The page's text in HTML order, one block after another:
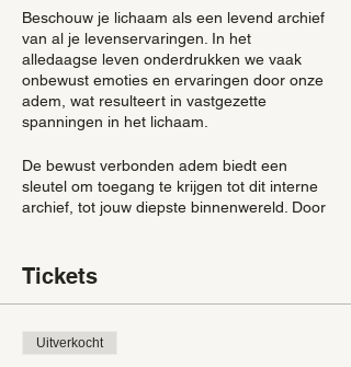
Beschouw je lichaam als een levend archief
van al je levenservaringen. In het
alledaagse leven onderdrukken we vaak
onbewust emoties en ervaringen door onze
adem, wat resulteert in vastgezette
spanningen in het lichaam.
De bewust verbonden adem biedt een
sleutel om toegang te krijgen tot dit interne
archief, tot jouw diepste binnenwereld. Door
denkt maar vooral voelt en ervaart. Het is
verborgen ligt en dit te laten stromen in
plaats van vast te houden.
Tickets
Uitverkocht